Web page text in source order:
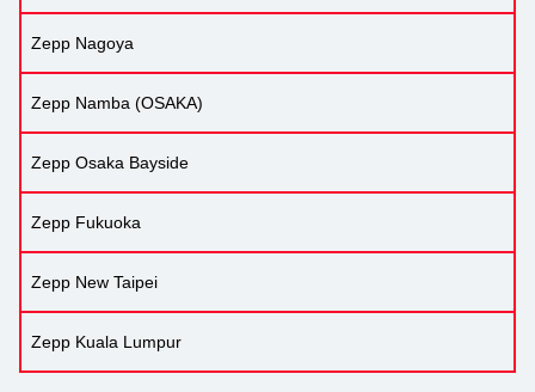
Zepp Nagoya
Zepp Namba (OSAKA)
Zepp Osaka Bayside
Zepp Fukuoka
Zepp New Taipei
Zepp Kuala Lumpur